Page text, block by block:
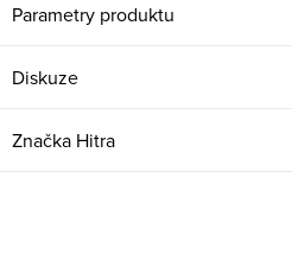
Parametry produktu
Diskuze
Značka Hitra